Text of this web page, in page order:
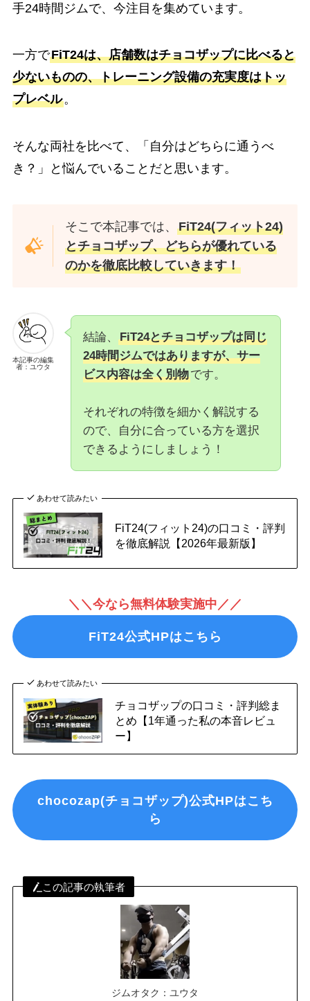
手24時間ジムで、今注目を集めています。
一方でFiT24は、店舗数はチョコザップに比べると
少ないものの、トレーニング設備の充実度はトッ
プレベル。
そんな両社を比べて、「自分はどちらに通うべ
き？」と悩んでいることだと思います。
そこで本記事では、FiT24(フィット24)
とチョコザップ、どちらが優れている
のかを徹底比較していきます！
本記事の編集
者：ユウタ
結論、
FiT24とチョコザップは同じ
24時間ジムではありますが、サー
ビス内容は全く別物です。
それぞれの特徴を細かく解説する
ので、自分に合っている方を選択
できるようにしましょう！
あわせて読みたい
FiT24(フィット24)の口コミ・評判
を徹底解説【2026年最新版】
＼＼今なら無料体験実施中／／
FiT24公式HPはこちら
あわせて読みたい
チョコザップの口コミ・評判総ま
とめ【1年通った私の本音レビュ
ー】
chocozap(チョコザップ)公式HPはこち
ら
この記事の執筆者
ジムオタク：ユウタ